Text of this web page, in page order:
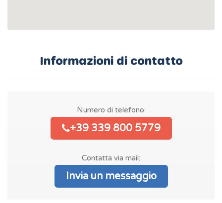
Informazioni di contatto
Numero di telefono:
+39 339 800 5779
Contatta via mail:
Invia un messaggio